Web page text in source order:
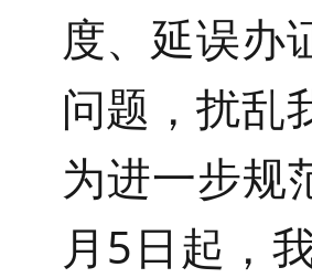
度、延误办
问题，扰乱
为进一步规
月5日起，